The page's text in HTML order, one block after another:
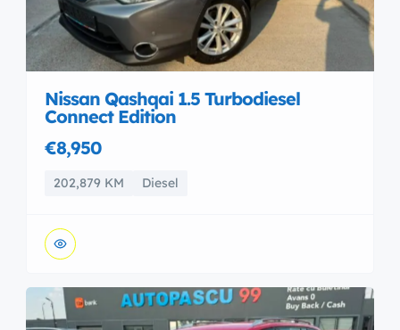
Nissan Qashqai 1.5 Turbodiesel
Connect Edition
€8,950
202,879 KM Diesel